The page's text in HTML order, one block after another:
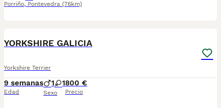
Porriño, Pontevedra (76km)
YORKSHIRE GALICIA
Yorkshire Terrier
9 semanas
Edad
1 1
Sexo
800 €
Precio